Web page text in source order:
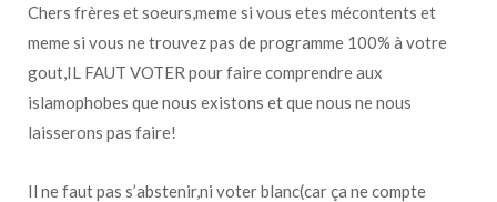
Chers frères et soeurs,meme si vous etes mécontents et
meme si vous ne trouvez pas de programme 100% à votre
gout,IL FAUT VOTER pour faire comprendre aux
islamophobes que nous existons et que nous ne nous
laisserons pas faire!
Il ne faut pas s’abstenir,ni voter blanc(car ça ne compte